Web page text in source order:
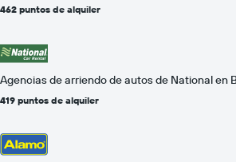
462 puntos de alquiler
Agencias de arriendo de autos de National en
419 puntos de alquiler